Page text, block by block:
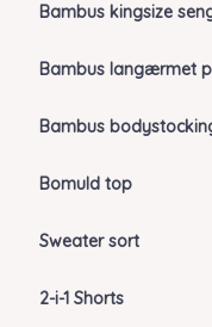
Bambus kingsize
Bambus langærmet
Bambus
Bomuld top
Sweater sort
2-i-1 Shorts